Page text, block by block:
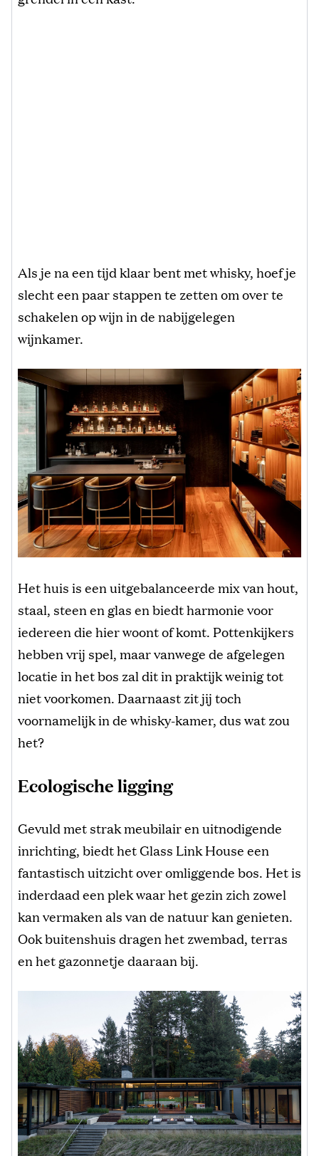
Als je na een tijd klaar bent met whisky, hoef je
slecht een paar stappen te zetten om over te
schakelen op wijn in de nabijgelegen
wijnkamer.
Het huis is een uitgebalanceerde mix van hout,
staal, steen en glas en biedt harmonie voor
iedereen die hier woont of komt. Pottenkijkers
hebben vrij spel, maar vanwege de afgelegen
locatie in het bos zal dit in praktijk weinig tot
niet voorkomen. Daarnaast zit jij toch
voornamelijk in de whisky-kamer, dus wat zou
het?
Ecologische ligging
Gevuld met strak meubilair en uitnodigende
inrichting, biedt het Glass Link House een
fantastisch uitzicht over omliggende bos. Het is
inderdaad een plek waar het gezin zich zowel
kan vermaken als van de natuur kan genieten.
Ook buitenshuis dragen het zwembad, terras
en het gazonnetje daaraan bij.